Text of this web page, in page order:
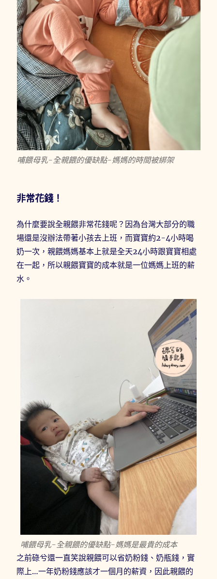
哺餵母乳-全親餵的優缺點-媽媽的時間被綁架
非常花錢！
為什麼要說全親餵非常花錢呢？因為台灣大部分的職
場還是沒辦法帶著小孩去上班，而寶寶約2-4小時喝
奶一次，親餵媽媽基本上就是全天24小時跟寶寶相處
在一起，所以親餵寶寶的成本就是一位媽媽上班的薪
水。
哺餵母乳-全親餵的優缺點-媽媽是最貴的成本
之前碌兮還一直笑說親餵可以省奶粉錢、奶瓶錢，實
際上…一年奶粉錢應該才一個月的薪資，因此親餵的